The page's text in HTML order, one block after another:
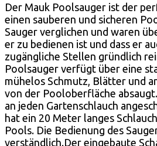
Der Mauk Poolsauger ist der
einen sauberen und sicheren
Sauger verglichen und waren
er zu bedienen ist und dass er
zugängliche Stellen gründlich
Poolsauger verfügt über eine
mühelos Schmutz, Blätter und
von der Pooloberfläche
an jeden Gartenschlauch
hat ein 20 Meter langes
Pools. Die Bedienung des
verständlich.Der eingebaute